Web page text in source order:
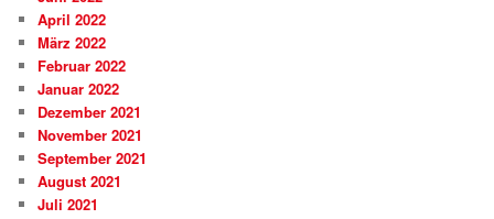
April 2022
März 2022
Februar 2022
Januar 2022
Dezember 2021
November 2021
September 2021
August 2021
Juli 2021